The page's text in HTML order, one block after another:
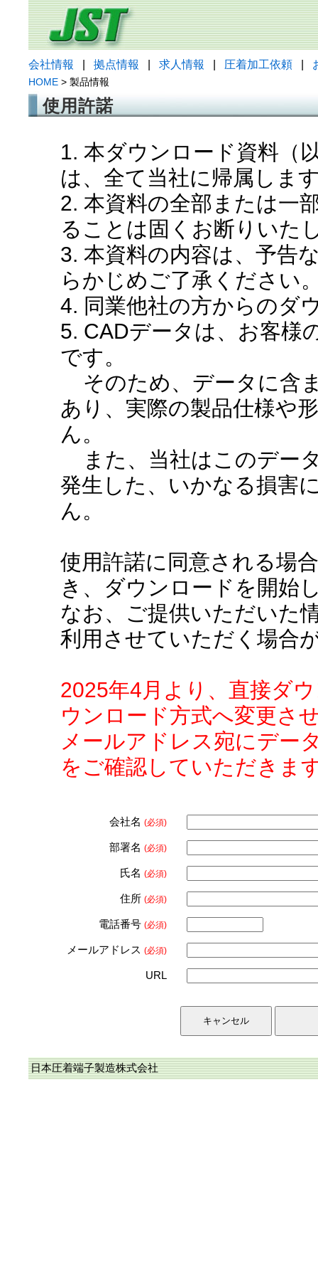
会社情報 拠点情報 求人情報 圧着加工依頼
HOME > 製品情報
使用許諾
1. 本ダウンロード資料（
は、全て当社に帰属しま
2. 本資料の全部または一
ることは固くお断りいた
3. 本資料の内容は、予告
らかじめご了承ください
4. 同業他社の方からのダ
5. CADデータは、お客様
です。
そのため、データに含
あり、実際の製品仕様や
ん。
また、当社はこのデー
発生した、いかなる損害
ん。
使用許諾に同意される場
き、ダウンロードを開始
なお、ご提供いただいた
利用させていただく場合
2025年4月より、直接ダ
ウンロード方式へ変更さ
メールアドレス宛にデー
をご確認していただきま
会社名 (必須)
部署名 (必須)
氏名 (必須)
住所 (必須)
電話番号 (必須)
メールアドレス (必須)
URL
日本圧着端子製造株式会社